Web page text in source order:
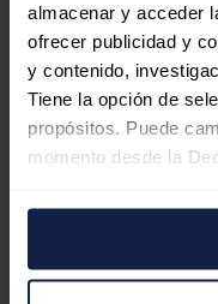
almacenar y acceder
ofrecer publicidad y
y contenido,
Tiene la opción de
propósitos. Puede
momento desde la
Si lo permite,
Recopilar
El Brent cae